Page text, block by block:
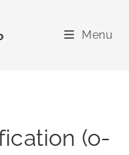
Menu
(o-